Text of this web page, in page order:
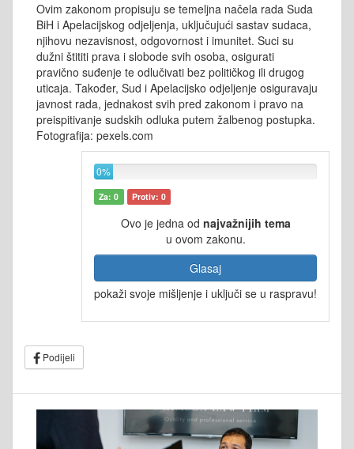
Ovim zakonom propisuju se temeljna načela rada Suda
BiH i Apelacijskog odjeljenja, uključujući sastav sudaca,
njihovu nezavisnost, odgovornost i imunitet. Suci su
dužni štititi prava i slobode svih osoba, osigurati
pravično suđenje te odlučivati bez političkog ili drugog
uticaja. Također, Sud i Apelacijsko odjeljenje osiguravaju
javnost rada, jednakost svih pred zakonom i pravo na
preispitivanje sudskih odluka putem žalbenog postupka.
Fotografija: pexels.com
0%
Za: 0 Protiv: 0
Ovo je jedna od najvažnijih tema
u ovom zakonu.
Glasaj
pokaži svoje mišljenje i uključi se u raspravu!
Podijeli